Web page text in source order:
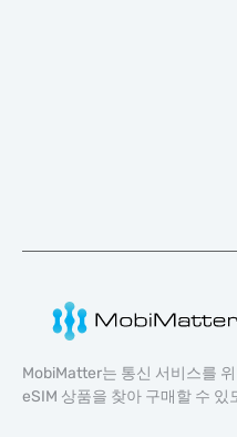
MobiMatter는 통신 서비스를
eSIM 상품을 찾아 구매할 수 있